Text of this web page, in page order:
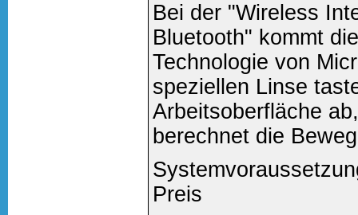
Bei der "Wireless
Bluetooth" kommt
Technologie von
speziellen Linse
Arbeitsoberfläche
berechnet die
Preis